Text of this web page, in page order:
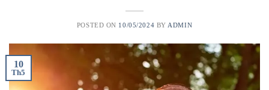
POSTED ON 10/05/2024 BY ADMIN
10
Th5